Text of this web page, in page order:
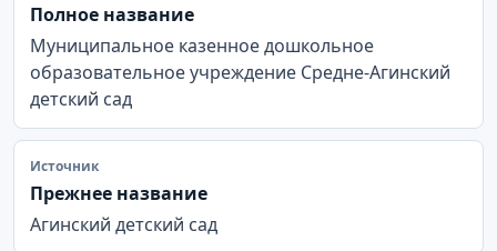
Полное название
Муниципальное казенное дошкольное
образовательное учреждение Средне-Агинский
детский сад
Источник
Прежнее название
Агинский детский сад